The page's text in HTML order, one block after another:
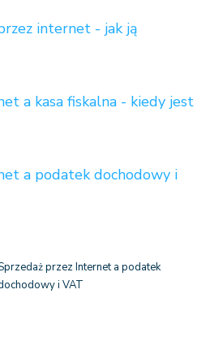
internet - jak ją
a kasa fiskalna - kiedy jest
a podatek dochodowy i
przez Internet a podatek
i VAT